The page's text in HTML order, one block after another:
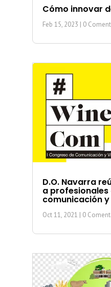
Cómo innovar
Feb 15, 2023 | 0
D.O. Navarra
a
comunicación y
Oct 11, 2021 | 0